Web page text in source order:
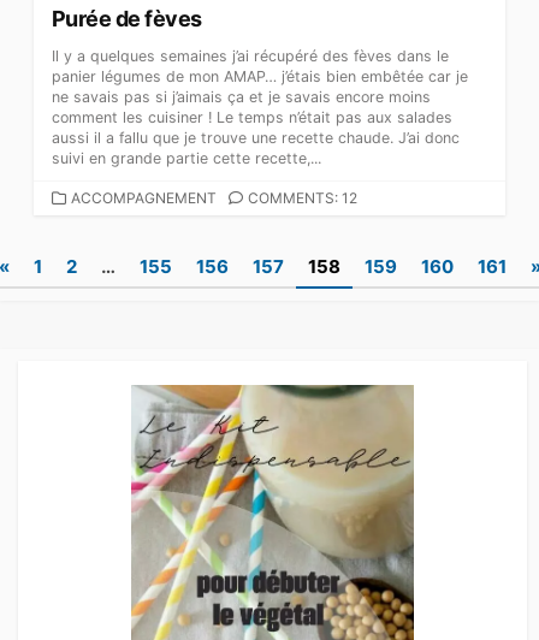
Purée de fèves
Il y a quelques semaines j’ai récupéré des fèves dans le
panier légumes de mon AMAP… j’étais bien embêtée car je
ne savais pas si j’aimais ça et je savais encore moins
comment les cuisiner ! Le temps n’était pas aux salades
aussi il a fallu que je trouve une recette chaude. J’ai donc
suivi en grande partie cette recette,...
CATEGORIES
ACCOMPAGNEMENT COMMENTS: 12
Pagination
des
1 2 … 155 156 157 158 159 160 161